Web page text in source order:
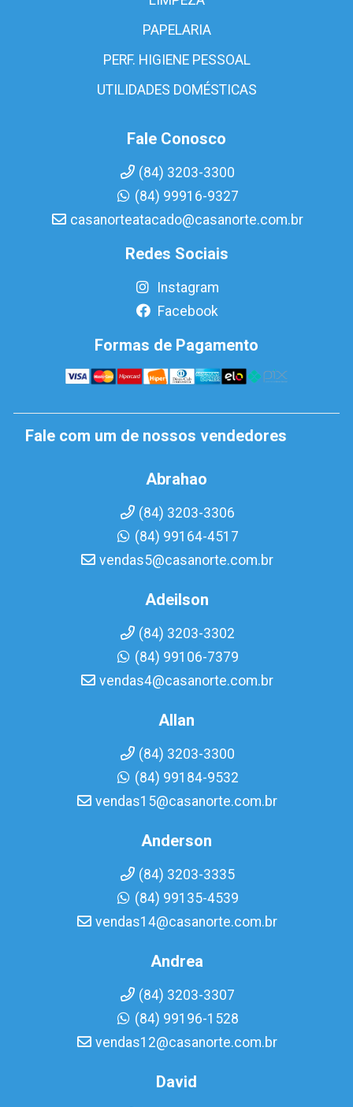
PAPELARIA
PERF. HIGIENE PESSOAL
UTILIDADES DOMÉSTICAS
Fale Conosco
(84) 3203-3300
(84) 99916-9327
casanorteatacado@casanorte.com.br
Redes Sociais
Instagram
Facebook
Formas de Pagamento
Fale com um de nossos vendedores
Abrahao
(84) 3203-3306
(84) 99164-4517
vendas5@casanorte.com.br
Adeilson
(84) 3203-3302
(84) 99106-7379
vendas4@casanorte.com.br
Allan
(84) 3203-3300
(84) 99184-9532
vendas15@casanorte.com.br
Anderson
(84) 3203-3335
(84) 99135-4539
vendas14@casanorte.com.br
Andrea
(84) 3203-3307
(84) 99196-1528
vendas12@casanorte.com.br
David